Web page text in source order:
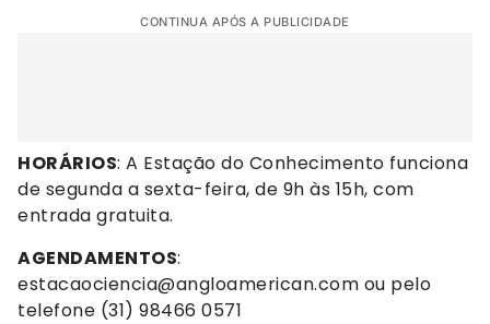
CONTINUA APÓS A PUBLICIDADE
HORÁRIOS: A Estação do Conhecimento funciona
de segunda a sexta-feira, de 9h às 15h, com
entrada gratuita.
AGENDAMENTOS:
estacaociencia@angloamerican.com ou pelo
telefone (31) 98466 0571